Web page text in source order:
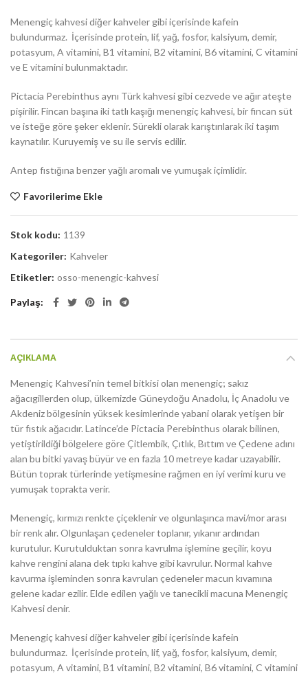
Menengiç kahvesi diğer kahveler gibi içerisinde kafein
bulundurmaz. İçerisinde protein, lif, yağ, fosfor, kalsiyum, demir,
potasyum, A vitamini, B1 vitamini, B2 vitamini, B6 vitamini, C vitamini
ve E vitamini bulunmaktadır.
Pictacia Perebinthus aynı Türk kahvesi gibi cezvede ve ağır ateşte
pişirilir. Fincan başına iki tatlı kaşığı menengiç kahvesi, bir fincan süt
ve isteğe göre şeker eklenir. Sürekli olarak karıştırılarak iki taşım
kaynatılır. Kuruyemiş ve su ile servis edilir.
Antep fıstığına benzer yağlı aromalı ve yumuşak içimlidir.
Favorilerime Ekle
Stok kodu: 1139
Kategoriler: Kahveler
Etiketler: osso-menengic-kahvesi
Paylaş
AÇIKLAMA
Menengiç Kahvesi’nin temel bitkisi olan menengiç; sakız
ağacıgillerden olup, ülkemizde Güneydoğu Anadolu, İç Anadolu ve
Akdeniz bölgesinin yüksek kesimlerinde yabani olarak yetişen bir
tür fıstık ağacıdır. Latince’de Pictacia Perebinthus olarak bilinen,
yetiştirildiği bölgelere göre Çitlembik, Çıtlık, Bıttım ve Çedene adını
alan bu bitki yavaş büyür ve en fazla 10 metreye kadar uzayabilir.
Bütün toprak türlerinde yetişmesine rağmen en iyi verimi kuru ve
yumuşak toprakta verir.
Menengiç, kırmızı renkte çiçeklenir ve olgunlaşınca mavi/mor arası
bir renk alır. Olgunlaşan çedeneler toplanır, yıkanır ardından
kurutulur. Kurutulduktan sonra kavrulma işlemine geçilir, koyu
kahve rengini alana dek tıpkı kahve gibi kavrulur. Normal kahve
kavurma işleminden sonra kavrulan çedeneler macun kıvamına
gelene kadar ezilir. Elde edilen yağlı ve tanecikli macuna Menengiç
Kahvesi denir.
Menengiç kahvesi diğer kahveler gibi içerisinde kafein
bulundurmaz. İçerisinde protein, lif, yağ, fosfor, kalsiyum, demir,
potasyum, A vitamini, B1 vitamini, B2 vitamini, B6 vitamini, C vitamini